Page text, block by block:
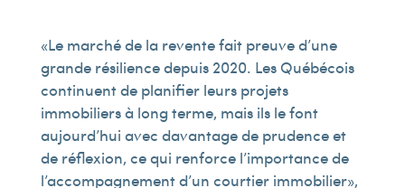
« Le marché de la revente fait preuve d’une
grande résilience depuis 2020. Les Québécois
continuent de planifier leurs projets
immobiliers à long terme, mais ils le font
aujourd’hui avec davantage de prudence et
de réflexion, ce qui renforce l’importance de
l’accompagnement d’un courtier immobilier »,